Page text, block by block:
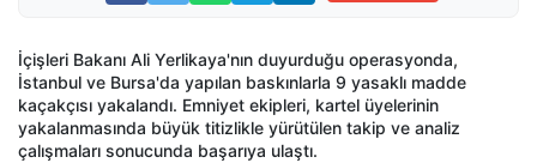
İçişleri Bakanı Ali Yerlikaya'nın duyurduğu operasyonda,
İstanbul ve Bursa'da yapılan baskınlarla 9 yasaklı madde
kaçakçısı yakalandı. Emniyet ekipleri, kartel üyelerinin
yakalanmasında büyük titizlikle yürütülen takip ve analiz
çalışmaları sonucunda başarıya ulaştı.